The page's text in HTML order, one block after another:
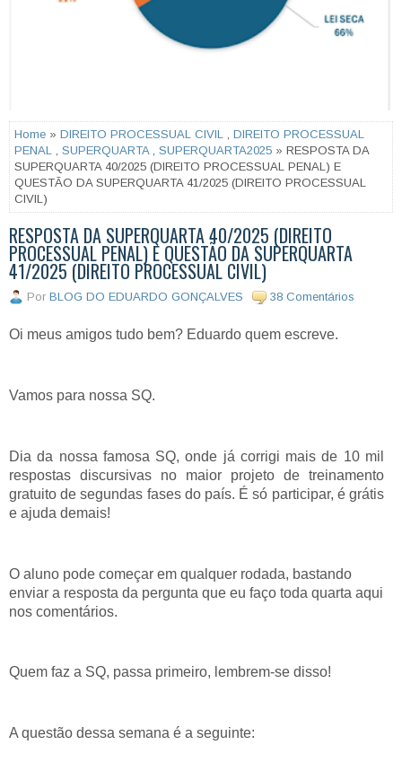
Home » DIREITO PROCESSUAL CIVIL
DIREITO PROCESSUAL
PENAL
SUPERQUARTA SUPERQUARTA2025 » RESPOSTA DA
SUPERQUARTA 40/2025 (DIREITO PROCESSUAL PENAL) E
QUESTÃO DA SUPERQUARTA 41/2025 (DIREITO PROCESSUAL
CIVIL)
RESPOSTA DA SUPERQUARTA 40/2025 (DIREITO
PROCESSUAL PENAL) E QUESTÃO DA SUPERQUARTA
41/2025 (DIREITO PROCESSUAL CIVIL)
Por BLOG DO EDUARDO GONÇALVES 38 Comentários
Oi meus amigos tudo bem? Eduardo quem escreve.
Vamos para nossa SQ.
Dia da nossa famosa SQ, onde já corrigi mais de 10 mil
respostas discursivas no maior projeto de treinamento
gratuito de segundas fases do país. É só participar, é grátis
e ajuda demais!
O aluno pode começar em qualquer rodada, bastando
enviar a resposta da pergunta que eu faço toda quarta aqui
nos comentários.
Quem faz a SQ, passa primeiro, lembrem-se disso!
A questão dessa semana é a seguinte: